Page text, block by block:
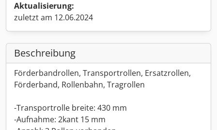
Aktualisierung:
zuletzt am 12.06.2024
Beschreibung
Förderbandrollen, Transportrollen, Ersatzrollen,
Förderband, Rollenbahn, Tragrollen
-Transportrolle breite: 430 mm
-Aufnahme: 2kant 15 mm